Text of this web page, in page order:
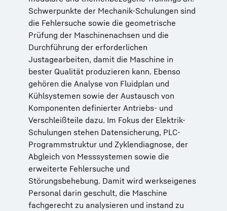
Schwerpunkte der Mechanik-Schulungen sind
die Fehlersuche sowie die geometrische
Prüfung der Maschinenachsen und die
Durchführung der erforderlichen
Justagearbeiten, damit die Maschine in
bester Qualität produzieren kann. Ebenso
gehören die Analyse von Fluidplan und
Kühlsystemen sowie der Austausch von
Komponenten definierter Antriebs- und
Verschleißteile dazu. Im Fokus der Elektrik-
Schulungen stehen Datensicherung, PLC-
Programmstruktur und Zyklendiagnose, der
Abgleich von Messsystemen sowie die
erweiterte Fehlersuche und
Störungsbehebung. Damit wird werkseigenes
Personal darin geschult, die Maschine
fachgerecht zu analysieren und instand zu